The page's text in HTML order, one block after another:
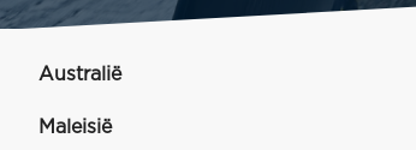
Australië
Maleisië